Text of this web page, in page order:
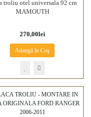
troliu otel universala 92 cm
MAMOUTH
270,00lei
Adaugă în Coş